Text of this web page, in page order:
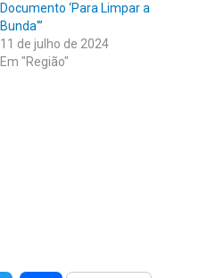
Documento ‘Para Limpar a
Bunda'”
11 de julho de 2024
Em "Região"